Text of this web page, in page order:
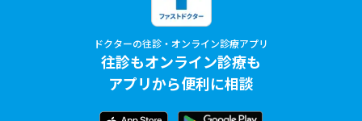
ドクターの往診・オンライン診療アプリ
往診もオンライン診療も
アプリから便利に相談